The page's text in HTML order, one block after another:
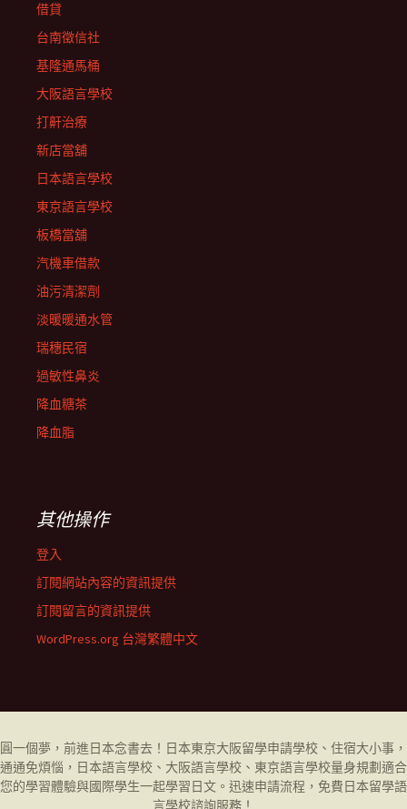
借貸
台南徵信社
基隆通馬桶
大阪語言學校
打鼾治療
新店當舖
日本語言學校
東京語言學校
板橋當舖
汽機車借款
油污清潔劑
淡暖暖通水管
瑞穗民宿
過敏性鼻炎
降血糖茶
降血脂
其他操作
登入
訂閱網站內容的資訊提供
訂閱留言的資訊提供
WordPress.org 台灣繁體中文
圓一個夢，前進日本念書去！日本東京大阪留學申請學校、住宿大小事，
通通免煩惱，日本語言學校、大阪語言學校、東京語言學校量身規劃適合
您的學習體驗與國際學生一起學習日文。迅速申請流程，免費日本留學語
言學校諮詢服務！